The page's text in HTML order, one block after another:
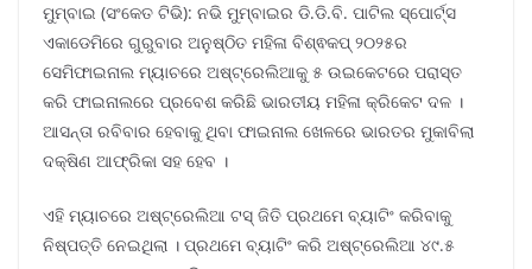
ମୁମ୍ବାଇ (ସଂକେତ ଟିଭି): ନଭି ମୁମ୍ବାଇର ଡି.ଡି.ବି. ପାଟିଲ ସ୍ପୋର୍ଟ୍ସ
ଏକାଡେମିରେ ଗୁରୁବାର ଅନୁଷ୍ଠିତ ମହିଳା ବିଶ୍ଵକପ୍ ୨୦୨୫ର
ସେମିଫାଇନାଲ ମ୍ୟାଚରେ ଅଷ୍ଟ୍ରେଲିଆକୁ ୫ ଉଇକେଟରେ ପରାସ୍ତ
କରି ଫାଇନାଲରେ ପ୍ରବେଶ କରିଛି ଭାରତୀୟ ମହିଳା କ୍ରିକେଟ ଦଳ ।
ଆସନ୍ତା ରବିବାର ହେବାକୁ ଥିବା ଫାଇନାଲ ଖେଳରେ ଭାରତର ମୁକାବିଲା
ଦକ୍ଷିଣ ଆଫ୍ରିକା ସହ ହେବ ।
ଏହି ମ୍ୟାଚରେ ଅଷ୍ଟ୍ରେଲିଆ ଟସ୍ ଜିତି ପ୍ରଥମେ ବ୍ୟାଟିଂ କରିବାକୁ
ନିଷ୍ପତ୍ତି ନେଇଥିଲା । ପ୍ରଥମେ ବ୍ୟାଟିଂ କରି ଅଷ୍ଟ୍ରେଲିଆ ୪୯.୫